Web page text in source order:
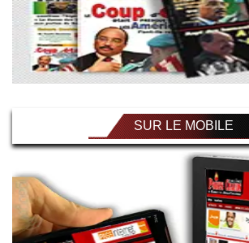
SUR LE MOBILE